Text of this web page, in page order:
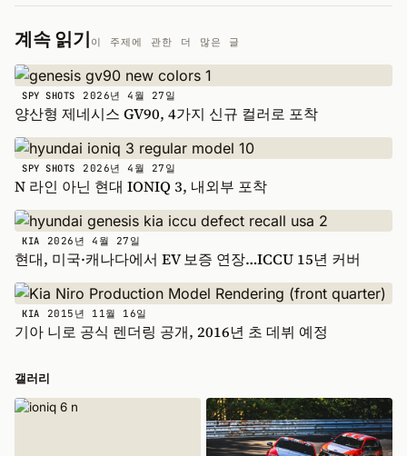
계속 읽기 이 주제에 관한 더 많은 글
SPY SHOTS 2026년 4월 27일
양산형 제네시스 GV90, 4가지 신규 컬러로 포착
SPY SHOTS 2026년 4월 27일
N 라인 아닌 현대 IONIQ 3, 내외부 포착
KIA 2026년 4월 27일
현대, 미국·캐나다에서 EV 보증 연장…ICCU 15년 커버
KIA 2015년 11월 16일
기아 니로 공식 렌더링 공개, 2016년 초 데뷔 예정
갤러리